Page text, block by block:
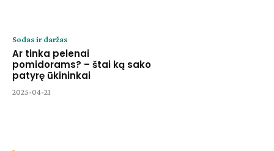
Sodas ir daržas
Ar tinka pelenai
pomidorams? – štai ką sako
patyrę ūkininkai
2025-04-21